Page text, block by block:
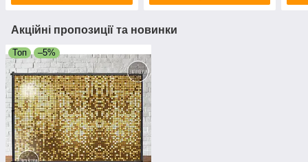
Акційні пропозиції та новинки
Топ –5%